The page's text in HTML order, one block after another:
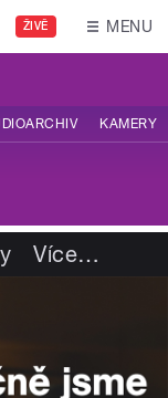
ŽIVĚ MENU
KAMERY
Více…